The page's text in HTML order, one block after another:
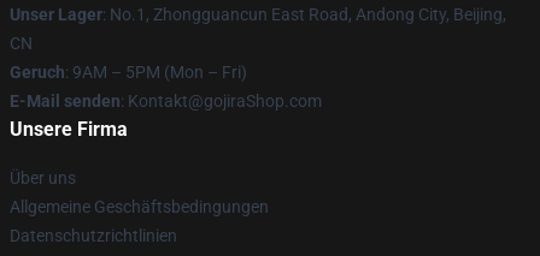
Unser Lager: No.1, Zhongguancun East Road, Andong City, Beijing,
CN
Geruch: 9AM – 5PM (Mon – Fri)
E-Mail senden: Kontakt@gojiraShop.com
Unsere Firma
Über uns
Allgemeine Geschäftsbedingungen
Datenschutzrichtlinien